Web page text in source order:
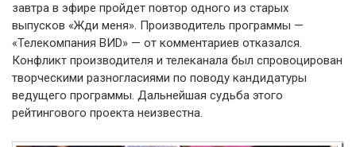
завтра в эфире пройдет повтор одного из старых
выпусков «Жди меня». Производитель программы —
«Телекомпания ВИD» — от комментариев отказался.
Конфликт производителя и телеканала был спровоцирован
творческими разногласиями по поводу кандидатуры
ведущего программы. Дальнейшая судьба этого
рейтингового проекта неизвестна.